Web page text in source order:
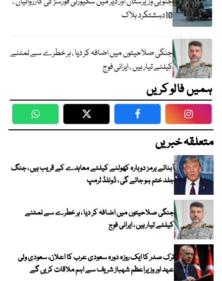
10دہشتگرد ہلاک
جنگی صلاحیتوں میں اضافہ کر دیا ، ہر خطرے سے نمٹنے
کیلئے تیار ہیں ، ایرانی فوج
ہمیں فالو کریں
WhatsApp Twitter Facebook
متعلقہ خبریں
آبنائے ہرمز دوبارہ کھولنے کیلئے معاہدے کے قریب ہیں ، جنگ
جلد ختم ہو جائے گی ، ڈونلڈ ٹرمپ
جنگی صلاحیتوں میں اضافہ کر دیا ، ہر خطرے سے نمٹنے
کیلئے تیار ہیں ، ایرانی فوج
ترک صدر کا ایک روزہ دورہ سعودی عرب کا اعلان، سعودی ولی
عہد اور وزیراعظم شہباز شریف سے اہم ملاقات کریں گے